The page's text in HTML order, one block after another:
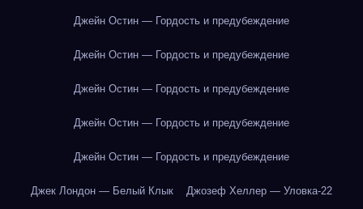
Джейн Остин — Гордость и предубеждение
Джейн Остин — Гордость и предубеждение
Джейн Остин — Гордость и предубеждение
Джейн Остин — Гордость и предубеждение
Джейн Остин — Гордость и предубеждение
Джек Лондон — Белый Клык Джозеф Хеллер — Уловка-22